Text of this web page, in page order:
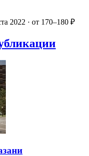
2022 · от 170–180 ₽